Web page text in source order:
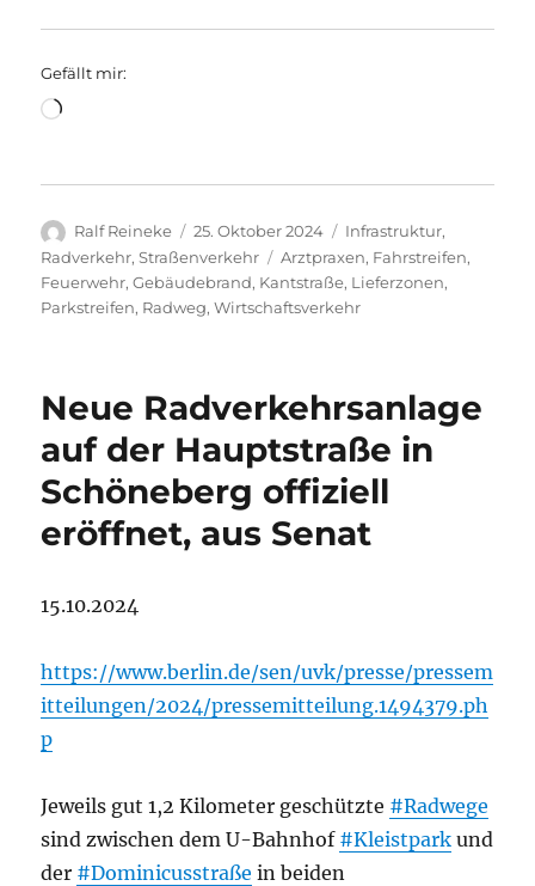
Gefällt mir:
Wird
Autor
Ralf Reineke
Veröffentlicht
am
25. Oktober 2024 Kategorien
Infrastruktur,
Radverkehr,Straßenverkehr Schlagwörter
Arztpraxen, Fahrstreifen,
Feuerwehr,Gebäudebrand, Kantstraße, Lieferzonen,
Parkstreifen, Radweg,Wirtschaftsverkehr
Neue Radverkehrsanlage
auf der Hauptstraße in
Schöneberg offiziell
eröffnet, aus Senat
15.10.2024
https://www.berlin.de/sen/uvk/presse/pressem
itteilungen/2024/pressemitteilung.1494379.ph
p
Jeweils gut 1,2 Kilometer geschützte #Radwege
sind zwischen dem U-Bahnhof #Kleistpark und
der #Dominicusstraße in beiden